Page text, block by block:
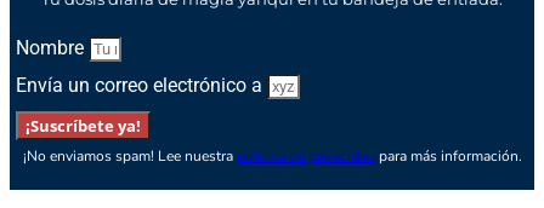
Nombre
Envía un correo electrónico a
¡Suscríbete ya!
¡No enviamos spam! Lee nuestra política de privacidad para más información.